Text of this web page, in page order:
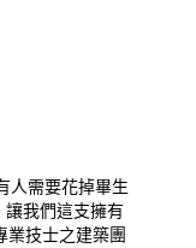
人需要花掉畢生
讓我們這支擁有
業技士之建築團